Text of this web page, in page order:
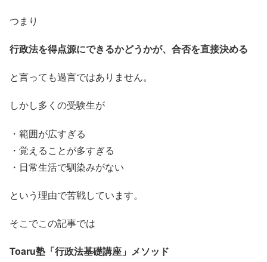
つまり
行政法を得点源にできるかどうかが、合否を直接決める
と言っても過言ではありません。
しかし多くの受験生が
・範囲が広すぎる
・覚えることが多すぎる
・日常生活で馴染みがない
という理由で苦戦しています。
そこでこの記事では
Toaru塾「行政法基礎講座」メソッド